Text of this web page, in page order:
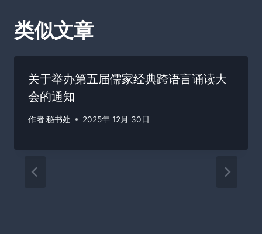
类似文章
关于举办第五届儒家经典跨语言诵读大
会的通知
作者秘书处 2025年 12月 30日